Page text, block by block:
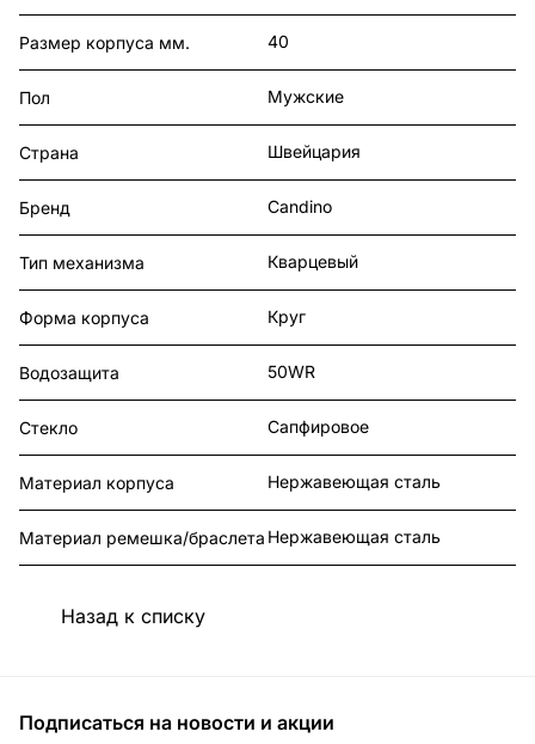
Размер корпуса мм. 40
Пол Мужские
Страна Швейцария
Бренд Candino
Тип механизма Кварцевый
Форма корпуса Круг
Водозащита 50WR
Стекло Сапфировое
Материал корпуса Нержавеющая сталь
Материал ремешка/браслета Нержавеющая сталь
Назад к списку
Подписаться на новости и акции